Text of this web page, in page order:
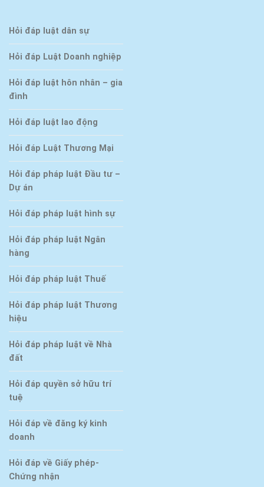
Hỏi đáp luật dân sự
Hỏi đáp Luật Doanh nghiệp
Hỏi đáp luật hôn nhân – gia
đình
Hỏi đáp luật lao động
Hỏi đáp Luật Thương Mại
Hỏi đáp pháp luật Đầu tư –
Dự án
Hỏi đáp pháp luật hình sự
Hỏi đáp pháp luật Ngân
hàng
Hỏi đáp pháp luật Thuế
Hỏi đáp pháp luật Thương
hiệu
Hỏi đáp pháp luật về Nhà
đất
Hỏi đáp quyền sở hữu trí
tuệ
Hỏi đáp về đăng ký kinh
doanh
Hỏi đáp về Giấy phép-
Chứng nhận